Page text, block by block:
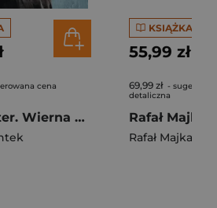
cena
Mela Muter. Wierna sobie
KSIĄŻKA
55,99 zł
69,99 zł -
detaliczna
Rafał Majka